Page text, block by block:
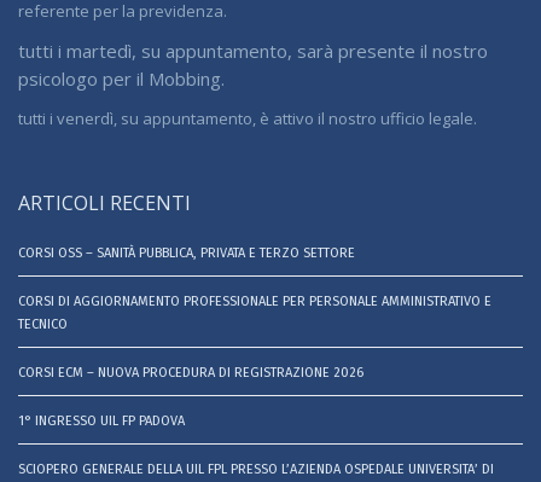
referente per la previdenza.
tutti i martedì, su appuntamento, sarà presente il nostro
psicologo per il Mobbing.
tutti i venerdì, su appuntamento, è attivo il nostro ufficio legale.
ARTICOLI RECENTI
CORSI OSS – SANITÀ PUBBLICA, PRIVATA E TERZO SETTORE
CORSI DI AGGIORNAMENTO PROFESSIONALE PER PERSONALE AMMINISTRATIVO E
TECNICO
CORSI ECM – NUOVA PROCEDURA DI REGISTRAZIONE 2026
1° INGRESSO UIL FP PADOVA
SCIOPERO GENERALE DELLA UIL FPL PRESSO L’AZIENDA OSPEDALE UNIVERSITA’ DI